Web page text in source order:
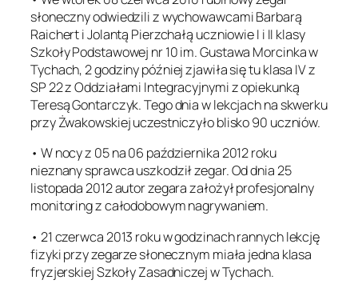
słoneczny odwiedzili z wychowawcami Barbarą
Raichert i Jolantą Pierzchałą uczniowie I i II klasy
Szkoły Podstawowej nr 10 im. Gustawa Morcinka w
Tychach, 2 godziny później zjawiła się tu klasa IV z
SP 22 z Oddziałami Integracyjnymi z opiekunką
Teresą Gontarczyk. Tego dnia w lekcjach na skwerku
przy Żwakowskiej uczestniczyło blisko 90 uczniów.
• W nocy z 05 na 06 października 2012 roku
nieznany sprawca uszkodził zegar. Od dnia 25
listopada 2012 autor zegara założył profesjonalny
monitoring z całodobowym nagrywaniem.
• 21 czerwca 2013 roku w godzinach rannych lekcję
fizyki przy zegarze słonecznym miała jedna klasa
fryzjerskiej Szkoły Zasadniczej w Tychach.